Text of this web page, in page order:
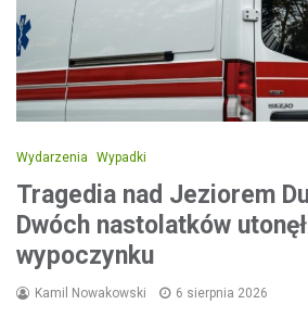
Wydarzenia Wypadki
Tragedia nad Jeziorem
Dwóch nastolatków
wypoczynku
Kamil Nowakowski 6 sierpnia 2026